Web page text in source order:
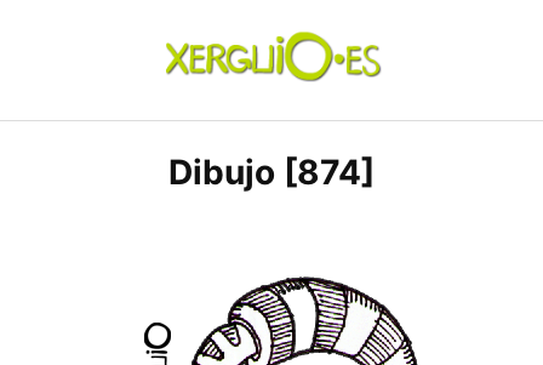
xerguio.ES | ilustración
Dibujo [874]